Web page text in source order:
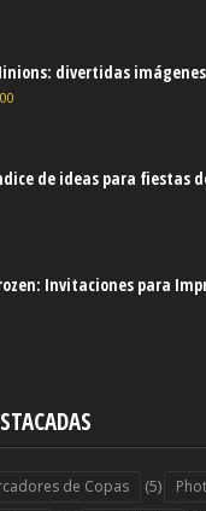
divertidas
de ideas para fiestas de
Invitaciones para
de Copas (5)